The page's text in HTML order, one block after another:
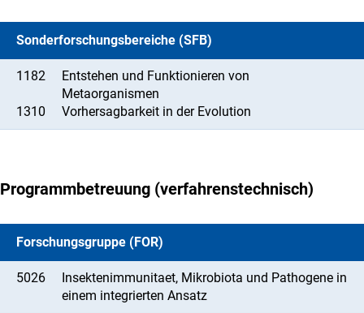
Sonderforschungsbereiche (SFB)
1182
Entstehen und Funktionieren von
Metaorganismen
1310
Vorhersagbarkeit in der Evolution
Programmbetreuung (verfahrenstechnisch)
Forschungsgruppe (FOR)
5026
Insektenimmunitaet, Mikrobiota und Pathogene in
einem integrierten Ansatz